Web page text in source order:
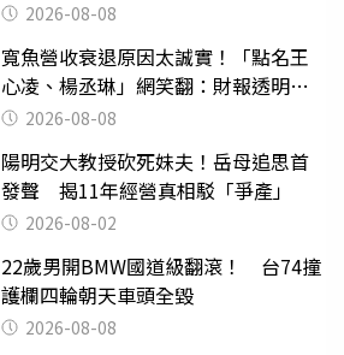
2026-08-08
寬魚營收衰退原因太誠實！「點名王
心凌、楊丞琳」網笑翻：財報透明度
滿分2026-08-08
陽明交大教授砍死妹夫！岳母追思首
發聲 揭11年經營真相駁「爭產」
2026-08-02
22歲男開BMW國道級翻滾！ 台74撞
護欄四輪朝天車頭全毀
2026-08-08